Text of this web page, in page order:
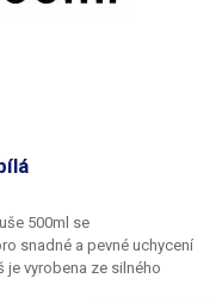
500ml se
snadné a pevné uchycení